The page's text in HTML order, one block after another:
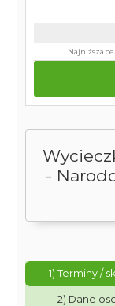
-
1) Terminy /
2) Dane
Najniższa